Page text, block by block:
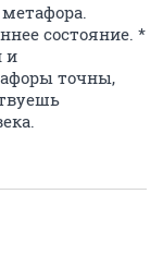
состояние. *
и
точны,